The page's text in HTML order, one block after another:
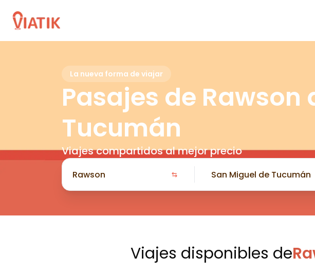
La nueva forma de viajar
Pasajes de Rawson
Tucumán
Viajes compartidos al mejor precio
Viajes disponibles de